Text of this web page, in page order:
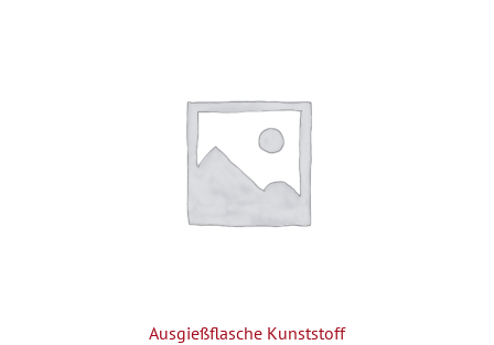
Ausgießflasche Kunststoff